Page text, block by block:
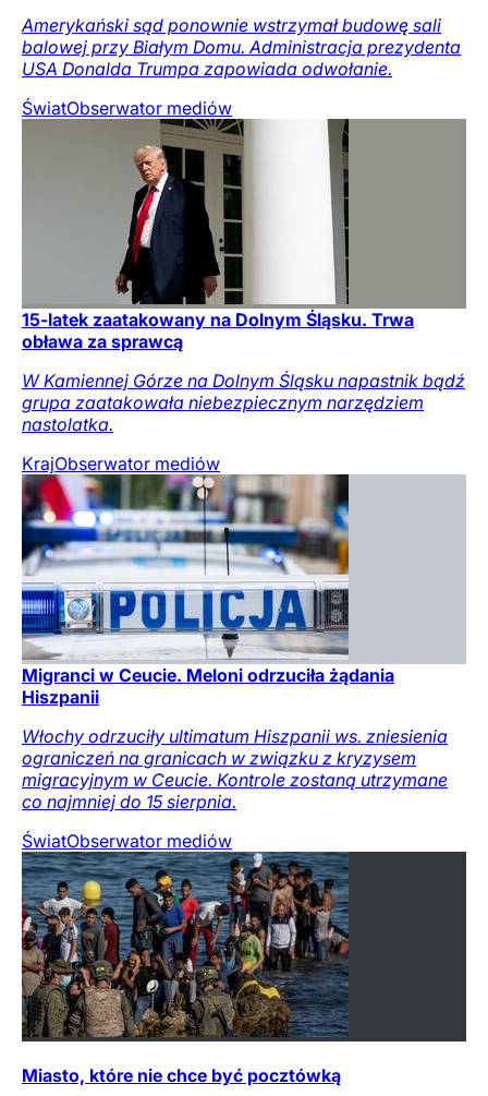
Amerykański sąd ponownie wstrzymał budowę sali
balowej przy Białym Domu. Administracja prezydenta
USA Donalda Trumpa zapowiada odwołanie.
ŚwiatObserwator mediów
15-latek zaatakowany na Dolnym Śląsku. Trwa
obława za sprawcą
W Kamiennej Górze na Dolnym Śląsku napastnik bądź
grupa zaatakowała niebezpiecznym narzędziem
nastolatka.
KrajObserwator mediów
Migranci w Ceucie. Meloni odrzuciła żądania
Hiszpanii
Włochy odrzuciły ultimatum Hiszpanii ws. zniesienia
ograniczeń na granicach w związku z kryzysem
migracyjnym w Ceucie. Kontrole zostaną utrzymane
co najmniej do 15 sierpnia.
ŚwiatObserwator mediów
Miasto, które nie chce być pocztówką